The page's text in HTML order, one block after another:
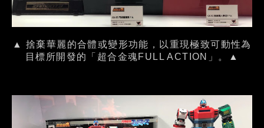
▲ 捨棄華麗的合體或變形功能，以重現極致可動性為
目標所開發的「超合金魂FULL ACTION」。▲